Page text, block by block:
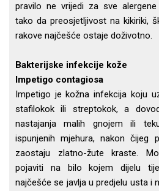
pravilo ne vrijedi za sve alergene
tako da preosjetljivost na kikiriki,
rakove najčešće ostaje doživotno.
Bakterijske infekcije kože
Impetigo contagiosa
Impetigo je kožna infekcija koju
stafilokok ili streptokok, a
nastajanja malih gnojem ili
ispunjenih mjehura, nakon čijeg
zaostaju zlatno-žute kraste.
pojaviti na bilo kojem dijelu
najčešće se javlja u predjelu usta i